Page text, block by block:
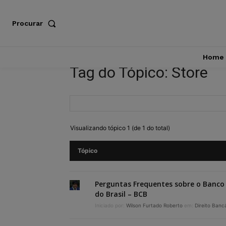
Procurar
Home
Tag do Tópico: Store
Visualizando tópico 1 (de 1 do total)
Tópico
Perguntas Frequentes sobre o
do Brasil – BCB
Iniciado por: Wilson Furtado Roberto em: Direito